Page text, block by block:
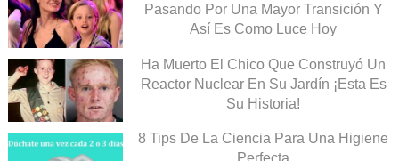
Pasando Por Una Mayor Transición Y
Así Es Como Luce Hoy
Ha Muerto El Chico Que Construyó Un
Reactor Nuclear En Su Jardín ¡Esta Es
Su Historia!
8 Tips De La Ciencia Para Una Higiene